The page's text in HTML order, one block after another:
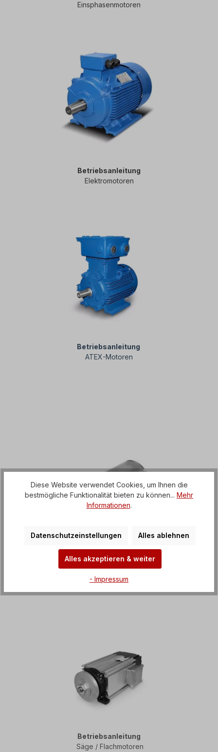
Einsphasenmotoren
Betriebsanleitung
Elektromotoren
Betriebsanleitung
ATEX-Motoren
Edelstahlmotoren
Betriebsanleitung
Säge / Flachmotoren
Diese Website verwendet Cookies, um Ihnen die
bestmögliche Funktionalität bieten zu können... Mehr
Informationen.
Datenschutzeinstellungen Alles ablehnen
Alles akzeptieren & weiter
- Impressum